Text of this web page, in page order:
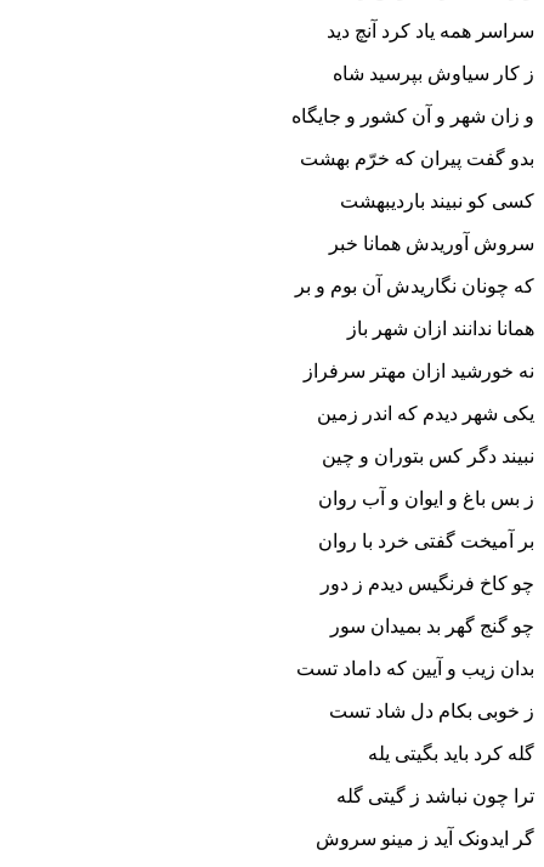
سراسر همه یاد کرد آنچ دید
ز کار سیاوش بپرسید شاه
و زان شهر و آن کشور و جایگاه‏
بدو گفت پیران که خرّم بهشت
کسى کو نبیند باردیبهشت‏
سروش آوریدش همانا خبر
که چونان نگاریدش آن بوم و بر
همانا ندانند ازان شهر باز
نه خورشید ازان مهتر سرفراز
یکى شهر دیدم که اندر زمین
نبیند دگر کس بتوران و چین‏
ز بس باغ و ایوان و آب روان
بر آمیخت گفتى خرد با روان‏
چو کاخ فرنگیس دیدم ز دور
چو گنج گهر بد بمیدان سور
بدان زیب و آیین که داماد تست
ز خوبى بکام دل شاد تست‏
گله کرد باید بگیتى یله
ترا چون نباشد ز گیتى گله‏
گر ایدونک آید ز مینو سروش